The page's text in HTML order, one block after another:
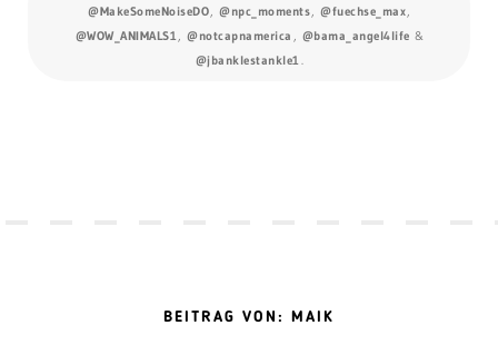
@MakeSomeNoiseDO, @npc_moments, @fuechse_max,
@WOW_ANIMALS1, @notcapnamerica , @bama_angel4life &
@jbanklestankle1.
BEITRAG VON: MAIK